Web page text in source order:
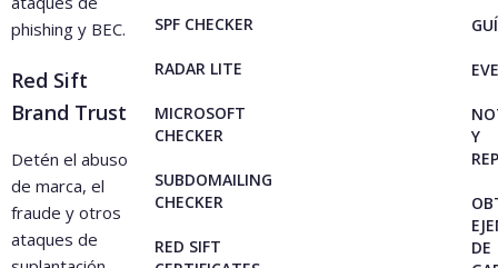
phishing y BEC.
Red Sift
Brand Trust
Detén el abuso
de marca, el
fraude y otros
ataques de
SPF CHECKER
RADAR LITE
MICROSOFT
CHECKER
SUBDOMAILING
CHECKER
RED SIFT
Y
DE